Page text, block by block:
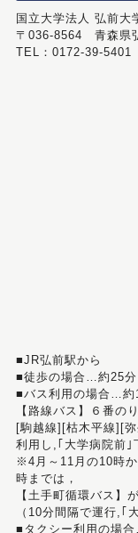
国立大学法人 弘前大
〒036-8564 青森県
TEL：0172-39-
■JR弘前駅から
■徒歩の場合…約25分
■バス利用の場合…約
【路線バス】６番の
[駒越線][枯木平線][
利用し,｢大学病院前｣
※4月～11月の10時
時までは，
【土手町循環バス】
（10分間隔で運行,｢
■タクシー利用の場